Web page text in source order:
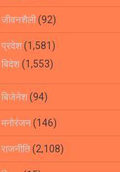
जीवनशैली(92)
प्रदेश(1,581)
बिदेश(1,553)
बिजेनेश(94)
मनोरंजन(146)
राजनीति(2,108)